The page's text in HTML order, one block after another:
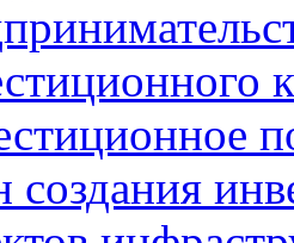
создания